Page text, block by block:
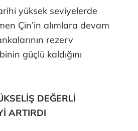
yüksek seviyelerde
Çin’in alımlara devam
rezerv
güçlü kaldığını
DEĞERLİ
ARTIRDI